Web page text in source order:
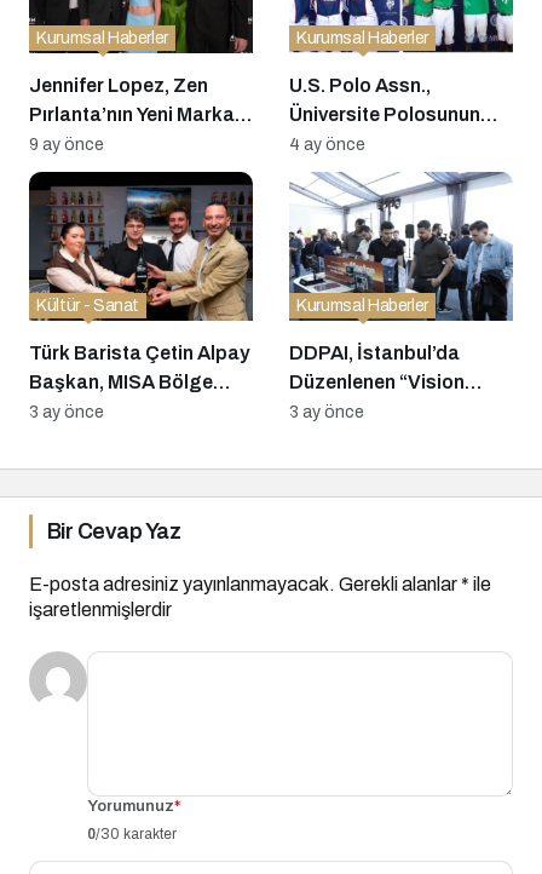
Jennifer Lopez, Zen
Pırlanta’nın Yeni Marka
Elçisi Oldu
Kurumsal Haberler
9 ay önce
U.S. Polo Assn.,
Üniversite Polosunun
Geleceğine Nasıl Yatırım
Yapıyor?
Kurumsal Haberler
4 ay önce
Türk Barista Çetin Alpay
Başkan, MISA Bölge
Finali’nde Zirvede
Kültür - Sanat
3 ay önce
DDPAI, İstanbul’da
Düzenlenen “Vision
Experience” Etkinliğinde
Akıllı Araç Kameralarını
Tanıttı
Kurumsal Haberler
3 ay önce
Bir Cevap Yaz
E-posta adresiniz yayınlanmayacak. Gerekli alanlar* ile
işaretlenmişlerdir
Yorumunuz*
0/30 karakter